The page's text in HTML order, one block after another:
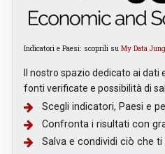
Indicatori e Paesi: scoprili su My Data
Il nostro spazio dedicato ai
fonti verificate e possibilità di
Scegli indicatori, Paesi e
Confronta i risultati con
Salva e condividi ciò che ti